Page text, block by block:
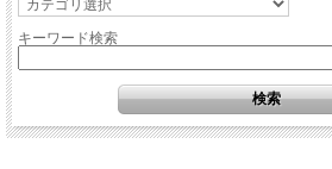
キーワード検索